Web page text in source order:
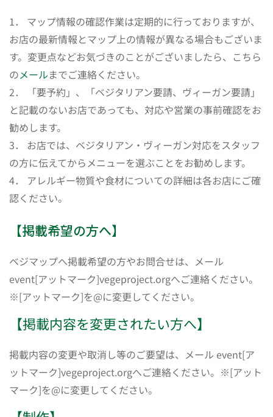
1． マップ情報の確認作業は定期的に行っておりますが、
お店の最新情報とマップ上の情報が異なる場合もございま
す。変更点などお気づきのことがございましたら、こちら
のメールまでご連絡ください。
2． 「要予約」、「ベジタリアン要請、ヴィーガン要請」
と記載のないお店であっても、対応や営業の事前確認をお
勧めします。
3． お店では、ベジタリアン・ヴィーガン対応をスタッフ
の方に伝えてからメニューを選ぶことをお勧めします。
4． アレルギー物質や食材についての詳細は各お店にご確
認ください。
【掲載希望の方へ】
ベジマップへ掲載希望の方やお問合せは、メール
event[アットマーク]vegeproject.orgへご連絡ください。
※[アットマーク]を@に変更してください。
【掲載内容を変更されたい方へ】
掲載内容の変更や取消し等のご要望は、メール event[ア
ットマーク]vegeproject.orgへご連絡ください。※[アット
マーク]を@に変更してください。